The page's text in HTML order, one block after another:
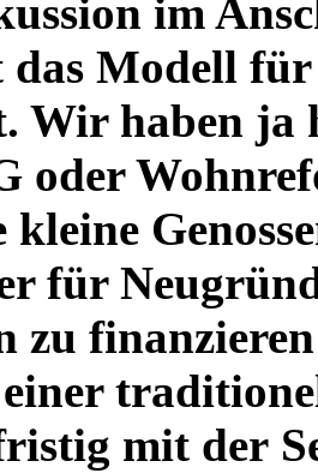
im
das Modell
Wir haben ja
oder
kleine
für
zu
mit der